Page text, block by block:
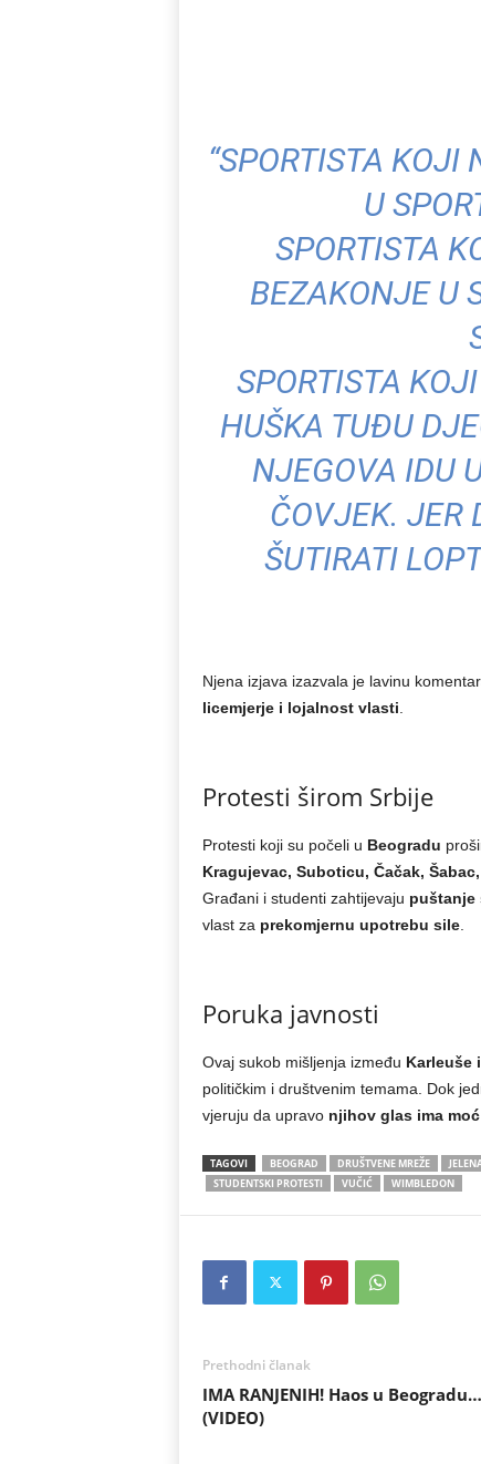
“SPORTISTA KOJI
U
SPORTISTA
BEZAKONJE U
SPORTISTA
HUŠKA TUĐU
NJEGOVA IDU
ČOVJEK. JER
ŠUTIRATI
Njena izjava izazvala je lavinu
licemjerje i lojalnost vlasti
Protesti širom Srbije
Protesti koji su počeli u Beogradu
Kragujevac, Suboticu, Čačak,
Građani i studenti zahtijevaju puštanje
vlast za prekomjernu upotrebu sile.
Poruka javnosti
Ovaj sukob mišljenja između Karleuše
političkim i društvenim temama. Dok
vjeruju da upravo njihov glas ima
TAGOVI BEOGRAD DRUŠTVENE MREŽE
STUDENTSKI PROTESTI
VUČIĆ WIMBLEDON
Prethodni članak
IMA RANJENIH! Haos u Beogradu…
(VIDEO)